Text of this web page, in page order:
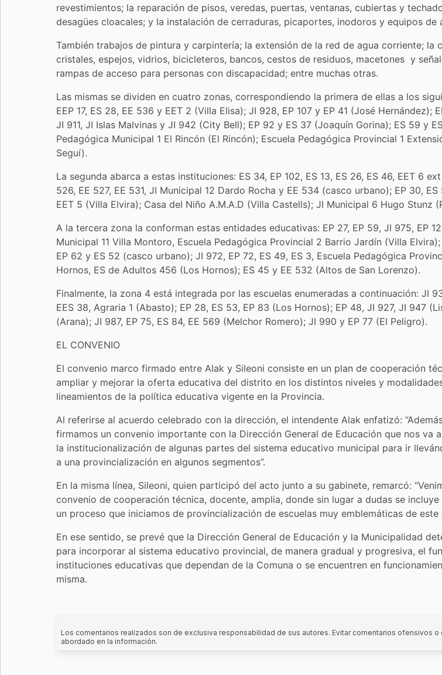
revestimientos; la reparación de pisos, veredas, puertas, ventanas, cubiertas y
desagües cloacales; y la instalación de cerraduras, picaportes, inodoros y equipos de
También trabajos de pintura y carpintería; la extensión de la red de agua corriente; la
cristales, espejos, vidrios, bicicleteros, bancos, cestos de residuos, macetones y
rampas de acceso para personas con discapacidad; entre muchas otras.
Las mismas se dividen en cuatro zonas, correspondiendo la primera de ellas a los
EEP 17, ES 28, EE 536 y EET 2 (Villa Elisa); JI 928, EP 107 y EP 41 (José Hernández);
JI 911, JI Islas Malvinas y JI 942 (City Bell); EP 92 y ES 37 (Joaquín Gorina); ES 59 y
Pedagógica Municipal 1 El Rincón (El Rincón); Escuela Pedagógica Provincial 1
Seguí).
La segunda abarca a estas instituciones: ES 34, EP 102, ES 13, ES 26, ES 46, EET 6
526, EE 527, EE 531, JI Municipal 12 Dardo Rocha y EE 534 (casco urbano); EP 30,
EET 5 (Villa Elvira); Casa del Niño A.M.A.D (Villa Castells); JI Municipal 6 Hugo Stunz
A la tercera zona la conforman estas entidades educativas: EP 27, EP 59, JI 975, EP
Municipal 11 Villa Montoro, Escuela Pedagógica Provincial 2 Barrio Jardín (Villa
EP 62 y ES 52 (casco urbano); JI 972, EP 72, ES 49, ES 3, Escuela Pedagógica
Hornos, ES de Adultos 456 (Los Hornos); ES 45 y EE 532 (Altos de San Lorenzo).
Finalmente, la zona 4 está integrada por las escuelas enumeradas a continuación: JI
EES 38, Agraria 1 (Abasto); EP 28, ES 53, EP 83 (Los Hornos); EP 48, JI 927, JI 947
(Arana); JI 987, EP 75, ES 84, EE 569 (Melchor Romero); JI 990 y EP 77 (El Peligro).
EL CONVENIO
El convenio marco firmado entre Alak y Sileoni consiste en un plan de cooperación
ampliar y mejorar la oferta educativa del distrito en los distintos niveles y
lineamientos de la política educativa vigente en la Provincia.
Al referirse al acuerdo celebrado con la dirección, el intendente Alak enfatizó:
firmamos un convenio importante con la Dirección General de Educación que nos va
la institucionalización de algunas partes del sistema educativo municipal para ir
a una provincialización en algunos segmentos”.
En la misma línea, Sileoni, quien participó del acto junto a su gabinete, remarcó:
convenio de cooperación técnica, docente, amplia, donde sin lugar a dudas se
un proceso que iniciamos de provincialización de escuelas muy emblemáticas de este
En ese sentido, se prevé que la Dirección General de Educación y la Municipalidad
para incorporar al sistema educativo provincial, de manera gradual y progresiva, el
instituciones educativas que dependan de la Comuna o se encuentren en
misma.
Los comentarios realizados son de exclusiva responsabilidad de sus autores. Evitar comentarios ofensivos o
abordado en la información.